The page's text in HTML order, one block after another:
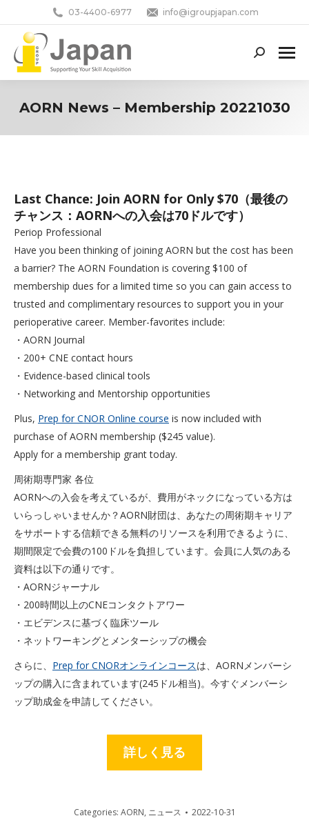
03-4400-6977 info@igroupjapan.com
Search:
AORN News – Membership 20221030
Last Chance: Join AORN for Only $70（最後の
チャンス：AORNへの入会は70ドルです）
Periop Professional
Have you been thinking of joining AORN but the cost has been
a barrier? The AORN Foundation is covering $100 of
membership dues for a limited time so you can gain access to
trusted and complimentary resources to support you in your
perioperative career. Member-favorites include:
・AORN Journal
・200+ CNE contact hours
・Evidence-based clinical tools
・Networking and Mentorship opportunities
Plus, Prep for CNOR Online course is now included with
purchase of AORN membership ($245 value).
Apply for a membership grant today.
周術期専門家 各位
AORNへの入会を考えているが、費用がネックになっている方は
いらっしゃいませんか？AORN財団は、あなたの周術期キャリア
をサポートする信頼できる無料のリソースを利用できるように、
期間限定で会費の100ドルを負担しています。会員に人気のある
資料は以下の通りです。
・AORNジャーナル
・200時間以上のCNEコンタクトアワー
・エビデンスに基づく臨床ツール
・ネットワーキングとメンターシップの機会
さらに、 Prep for CNORオンラインコースは、AORNメンバーシ
ップの購入に含まれています(245ドル相当)。今すぐメンバーシ
ップ助成金を申請してください。
詳しく見る
Categories: AORN, ニュース 2022-10-31